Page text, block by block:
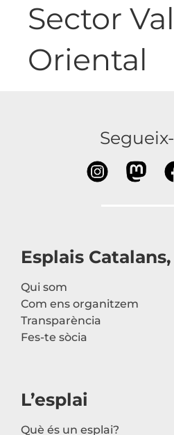
Sector
Oriental
Esplais Catalans,
Qui som
Com ens organitzem
Transparència
Fes-te sòcia
L’esplai
Què és un esplai?